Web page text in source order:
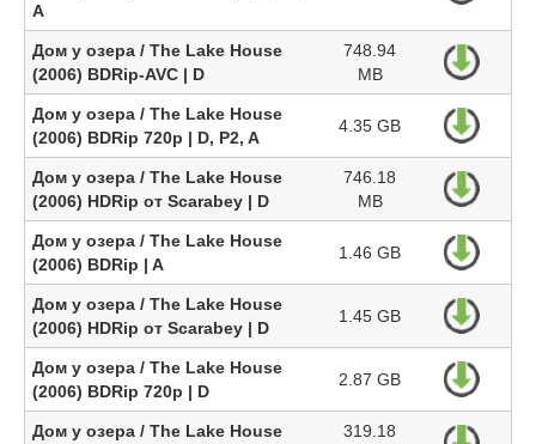
A
Дом у озера / The Lake House
(2006) BDRip-AVC | D
748.94
MB
Дом у озера / The Lake House
(2006) BDRip 720p | D, P2, A
4.35 GB
Дом у озера / The Lake House
(2006) HDRip от Scarabey | D
746.18
MB
Дом у озера / The Lake House
(2006) BDRip | A
1.46 GB
Дом у озера / The Lake House
(2006) HDRip от Scarabey | D
1.45 GB
Дом у озера / The Lake House
(2006) BDRip 720p | D
2.87 GB
Дом у озера / The Lake House
319.18